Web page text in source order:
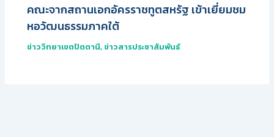
คณะจากสถานเอกอัครราชทูตสหรัฐ เข้าเยี่ยมชม
หอวัฒนธรรมภาคใต้
ข่าววิทยาเขตปัตตานี, ข่าวสารประชาสัมพันธ์